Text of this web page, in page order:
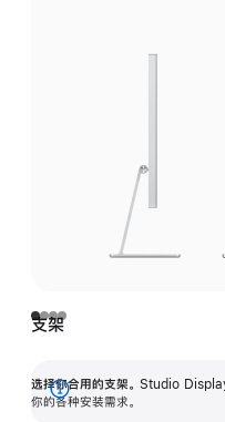
支架
选择你合用的支架。 Studio Display
你的各种安装需求。
展